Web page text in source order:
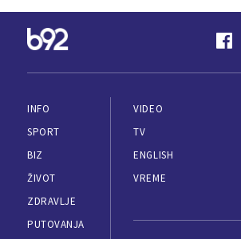
INFO
SPORT
BIZ
ŽIVOT
ZDRAVLJE
PUTOVANJA
VIDEO
TV
ENGLISH
VREME